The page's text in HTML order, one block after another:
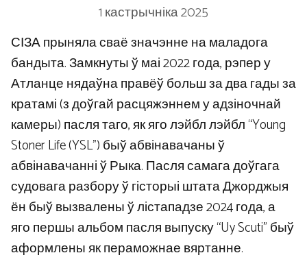
1 кастрычніка 2025
СІЗА прыняла сваё значэнне на маладога
бандыта. Замкнуты ў маі 2022 года, рэпер у
Атланце нядаўна правёў больш за два гады за
кратамі (з доўгай расцяжэннем у адзіночнай
камеры) пасля таго, як яго лэйбл лэйбл “Young
Stoner Life (YSL”) быў абвінавачаны ў
абвінавачанні ў Рыка. Пасля самага доўгага
судовага разбору ў гісторыі штата Джорджыя
ён быў вызвалены ў лістападзе 2024 года, а
яго першы альбом пасля выпуску “Uy Scuti” быў
аформлены як пераможнае вяртанне.